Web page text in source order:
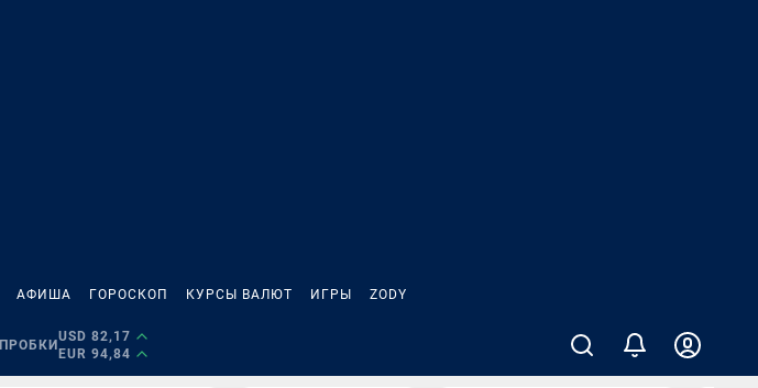
АФИША ГОРОСКОП КУРСЫ ВАЛЮТ ИГРЫ ZODY
USD 82,17
EUR 94,84